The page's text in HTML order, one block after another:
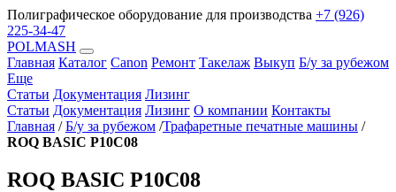
Полиграфическое оборудование для производства +7 (926)
225-34-47
POLMASH
Главная Каталог Canon Ремонт Такелаж Выкуп Б/у за рубежом
Еще
Статьи Документация Лизинг
Статьи Документация Лизинг О компании Контакты
Главная / Б/у за рубежом /Трафаретные печатные машины /
ROQ BASIC P10C08
ROQ BASIC P10C08